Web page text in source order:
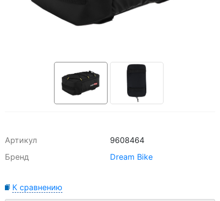
Артикул
9608464
Бренд
Dream Bike
К сравнению